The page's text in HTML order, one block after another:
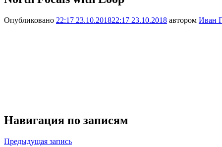
Опубликовано 22:17 23.10.201822:17 23.10.2018 автором Иван
Навигация по записям
Предыдущая запись